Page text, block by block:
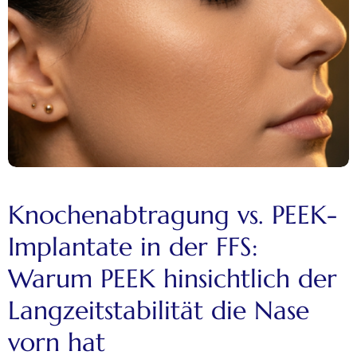
Knochenabtragung vs. PEEK-
Implantate in der FFS:
Warum PEEK hinsichtlich der
Langzeitstabilität die Nase
vorn hat